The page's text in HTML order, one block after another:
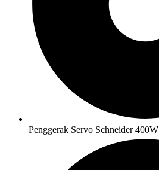
Penggerak Servo Schneider 400W